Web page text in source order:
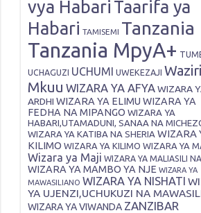
vya Habari Taarifa ya
Habari TAMISEMI Tanzania
Tanzania MpyA+
UCHAGUZI UCHUMI UWEKEZAJI Waziri
Mkuu WIZARA YA AFYAWIZARA
ARDHI WIZARA YA ELIMU WIZARA YA
FEDHA NA MIPANGO WIZARA YA
HABARI,UTAMADUNI, SANAA NA
WIZARA YA KATIBA NA SHERIA WIZARA
KILIMO WIZARA YA KILIMO WIZARA YA
Wizara ya Maji WIZARA YA MALIASILI
WIZARA YA MAMBO YA NJE WIZARA YA
MAWASILIANO WIZARA YA NISHATI
YA UJENZI,UCHUKUZI NA
WIZARA YA VIWANDA ZANZIBAR